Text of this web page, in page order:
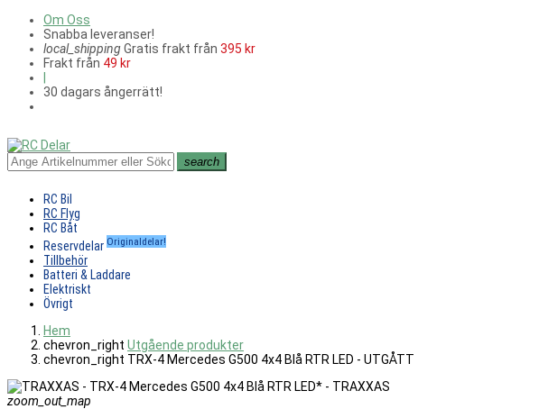
Om Oss
Snabba leveranser!
local_shippingGratis frakt från 395 kr
Frakt från 49 kr
30 dagars ångerrätt!
search
RC Bil
RC Flyg
RC Båt
Reservdelar Originaldelar!
Tillbehör
Batteri & Laddare
Elektriskt
Övrigt
Hem
chevron_right Utgående produkter
chevron_right TRX-4 Mercedes G500 4x4 Blå RTR LED - UTGÅTT
zoom_out_map